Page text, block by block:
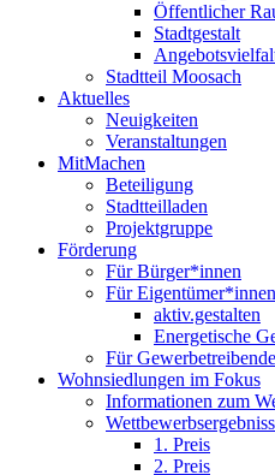
Öffentlicher
Stadtgestalt
Stadtteil Moosach
Aktuelles
Neuigkeiten
Veranstaltungen
MitMachen
Beteiligung
Stadtteilladen
Projektgruppe
Förderung
Für Bürger*innen
Für Eigentümer*innen
aktiv.gestalten
Energetische
Für Gewerbetreibende
Wohnsiedlungen im Fokus
Informationen zum
1. Preis
2. Preis